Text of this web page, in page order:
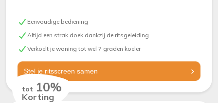
Eenvoudige bediening
Altijd een strak doek dankzij de ritsgeleiding
Verkoelt je woning tot wel 7 graden koeler
Stel je ritsscreen samen
tot 10%
Korting